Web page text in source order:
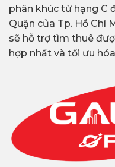
phân khúc từ hạng C
Quận của Tp. Hồ Chí
sẽ hỗ trợ tìm thuê
hợp nhất và tối ưu